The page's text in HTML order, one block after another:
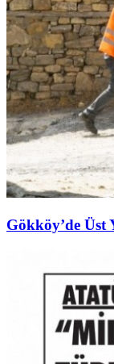
Gökköy’de Üst